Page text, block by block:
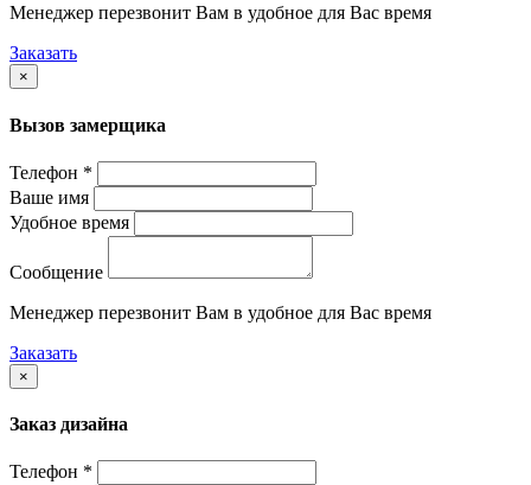
Менеджер перезвонит Вам в удобное для Вас время
Заказать
×
Вызов замерщика
Телефон *
Ваше имя
Удобное время
Сообщение
Менеджер перезвонит Вам в удобное для Вас время
Заказать
×
Заказ дизайна
Телефон *